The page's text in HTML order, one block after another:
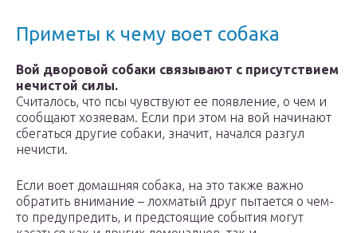
Приметы к чему воет собака
Вой дворовой собаки связывают с присутствием
нечистой силы.
Считалось, что псы чувствуют ее появление, о чем и
сообщают хозяевам. Если при этом на вой начинают
сбегаться другие собаки, значит, начался разгул
нечисти.
Если воет домашняя собака, на это также важно
обратить внимание – лохматый друг пытается о чем-
то предупредить, и предстоящие события могут